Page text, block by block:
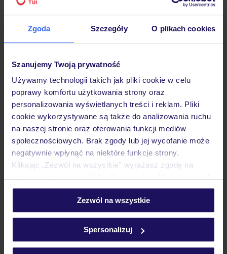
Zgoda Szczegóły O plikach cookies
Szanujemy Twoją prywatność
Używamy technologii takich jak pliki cookie w celu
poprawy komfortu użytkowania strony oraz
personalizowania wyświetlanych treści i reklam. Pliki
cookie wykorzystywane są także do analizowania ruchu
na naszej stronie oraz oferowania funkcji mediów
społecznościowych. Brak zgody lub jej wycofanie może
negatywnie wpłynąć na niektóre funkcje strony.
Klikając „Zezwól na wszystkie” wyrażasz zgodę na
personalizować swój wybór wchodząc w zakładkę
Szczegółowe informacje o plikach cookie znajdziesz
polityce plików cookies oraz polityce prywatności
Zezwól na wszystkie
Spersonalizuj